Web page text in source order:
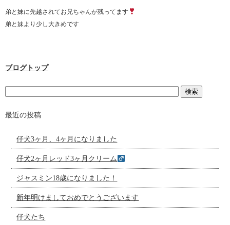
弟と妹に先越されてお兄ちゃんが残ってます
弟と妹より少し大きめです
ブログトップ
最近の投稿
仔犬3ヶ月、4ヶ月になりました
仔犬2ヶ月レッド3ヶ月クリーム
ジャスミン18歳になりました！
新年明けましておめでとうございます
仔犬たち